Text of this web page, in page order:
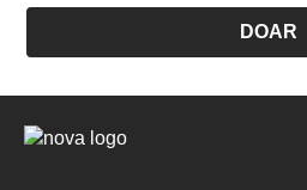
DOAR
Logo